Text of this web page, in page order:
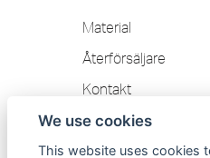
Material
Återförsäljare
Kontakt
Garanti
Integritetspolicy
We use cookies
This website uses cookies